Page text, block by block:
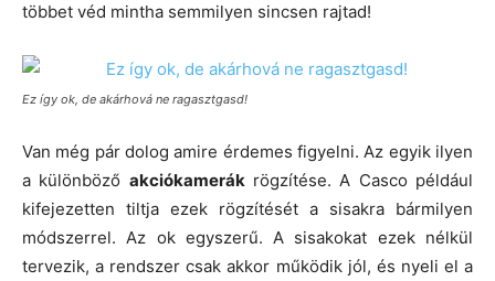
többet véd mintha semmilyen sincsen rajtad!
Ez így ok, de akárhová ne ragasztgasd!
Van még pár dolog amire érdemes figyelni. Az egyik ilyen
a különböző akciókamerákrögzítése. A Casco például
kifejezetten tiltja ezek rögzítését a sisakra bármilyen
módszerrel. Az ok egyszerű. A sisakokat ezek nélkül
tervezik, a rendszer csak akkor működik jól, és nyeli el a